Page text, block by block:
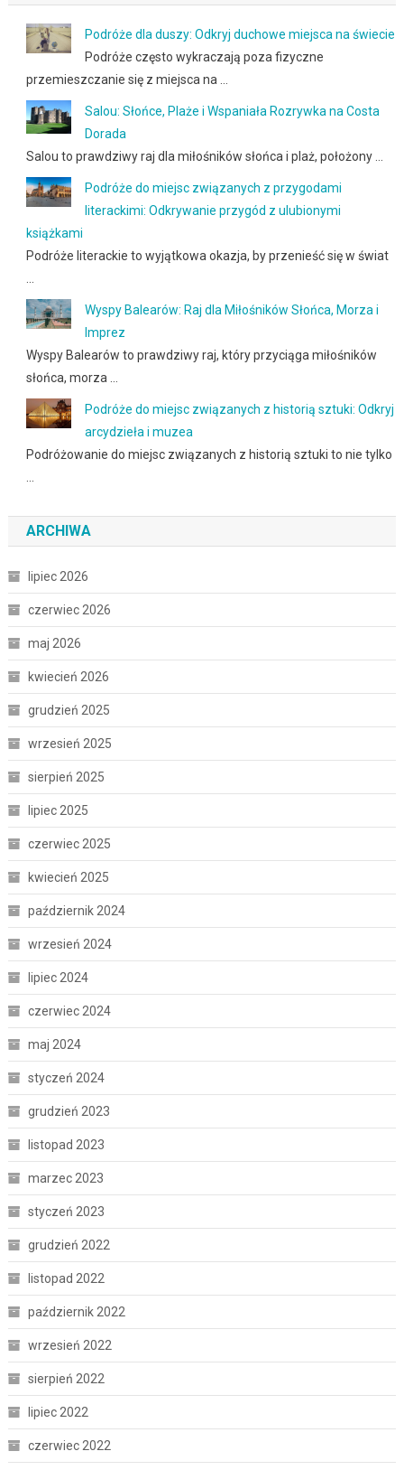
Podróże dla duszy: Odkryj duchowe miejsca na świecie
Podróże często wykraczają poza fizyczne
przemieszczanie się z miejsca na …
Salou: Słońce, Plaże i Wspaniała Rozrywka na Costa
Dorada
Salou to prawdziwy raj dla miłośników słońca i plaż, położony …
Podróże do miejsc związanych z przygodami
literackimi: Odkrywanie przygód z ulubionymi
książkami
Podróże literackie to wyjątkowa okazja, by przenieść się w świat
Wyspy Balearów: Raj dla Miłośników Słońca, Morza i
Imprez
Wyspy Balearów to prawdziwy raj, który przyciąga miłośników
słońca, morza …
Podróże do miejsc związanych z historią sztuki: Odkryj
arcydzieła i muzea
Podróżowanie do miejsc związanych z historią sztuki to nie tylko
ARCHIWA
lipiec 2026
czerwiec 2026
maj 2026
kwiecień 2026
grudzień 2025
wrzesień 2025
sierpień 2025
lipiec 2025
czerwiec 2025
kwiecień 2025
październik 2024
wrzesień 2024
lipiec 2024
czerwiec 2024
maj 2024
styczeń 2024
grudzień 2023
listopad 2023
marzec 2023
styczeń 2023
grudzień 2022
listopad 2022
październik 2022
wrzesień 2022
sierpień 2022
lipiec 2022
czerwiec 2022